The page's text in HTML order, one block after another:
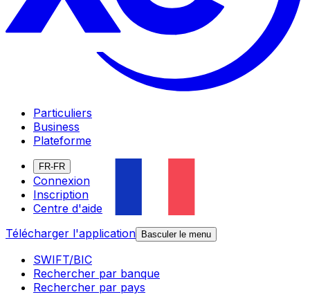
Particuliers
Business
Plateforme
FR-FR
Connexion
Inscription
Centre d'aide
Télécharger l'application
Basculer le menu
SWIFT/BIC
Rechercher par banque
Rechercher par pays